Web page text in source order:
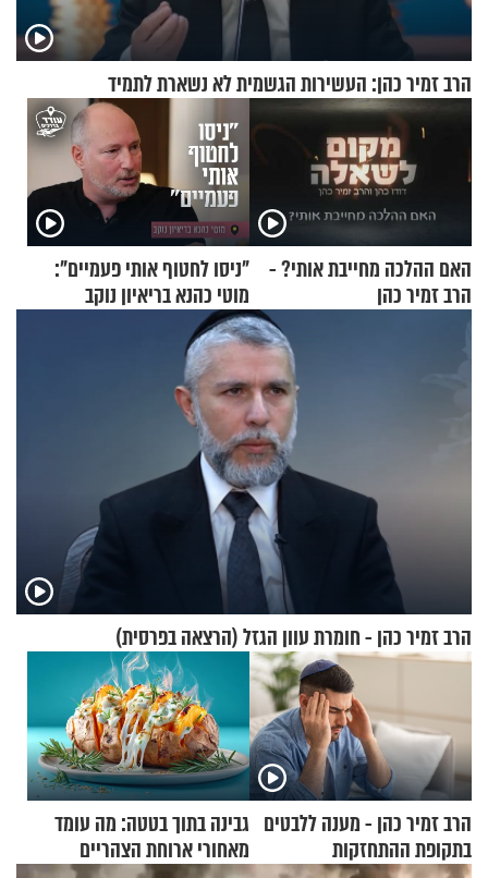
הרב זמיר כהן: העשירות הגשמית לא נשארת לתמיד
האם ההלכה מחייבת אותי? -
הרב זמיר כהן
"ניסו לחטוף אותי פעמיים":
מוטי כהנא בריאיון נוקב
הרב זמיר כהן - חומרת עוון הגזל (הרצאה בפרסית)
הרב זמיר כהן - מענה ללבטים
בתקופת ההתחזקות
גבינה בתוך בטטה: מה עומד
מאחורי ארוחת הצהריים